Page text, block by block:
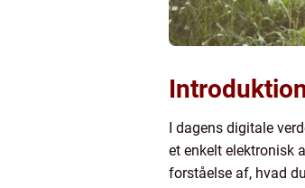
I dagens digitale
et enkelt elektronisk
forståelse af, hvad